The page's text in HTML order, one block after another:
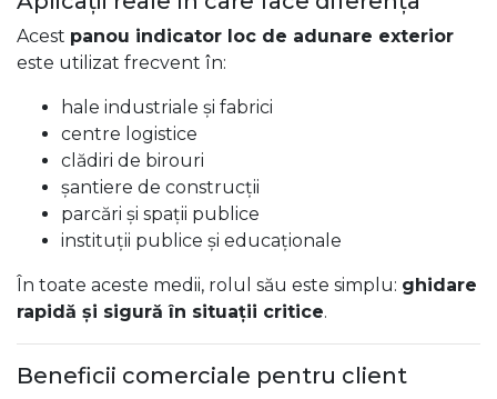
Acest panou indicator loc de adunare exterior
este utilizat frecvent în:
hale industriale și fabrici
centre logistice
clădiri de birouri
șantiere de construcții
parcări și spații publice
instituții publice și educaționale
În toate aceste medii, rolul său este simplu: ghidare
rapidă și sigură în situații critice.
Beneficii comerciale pentru client